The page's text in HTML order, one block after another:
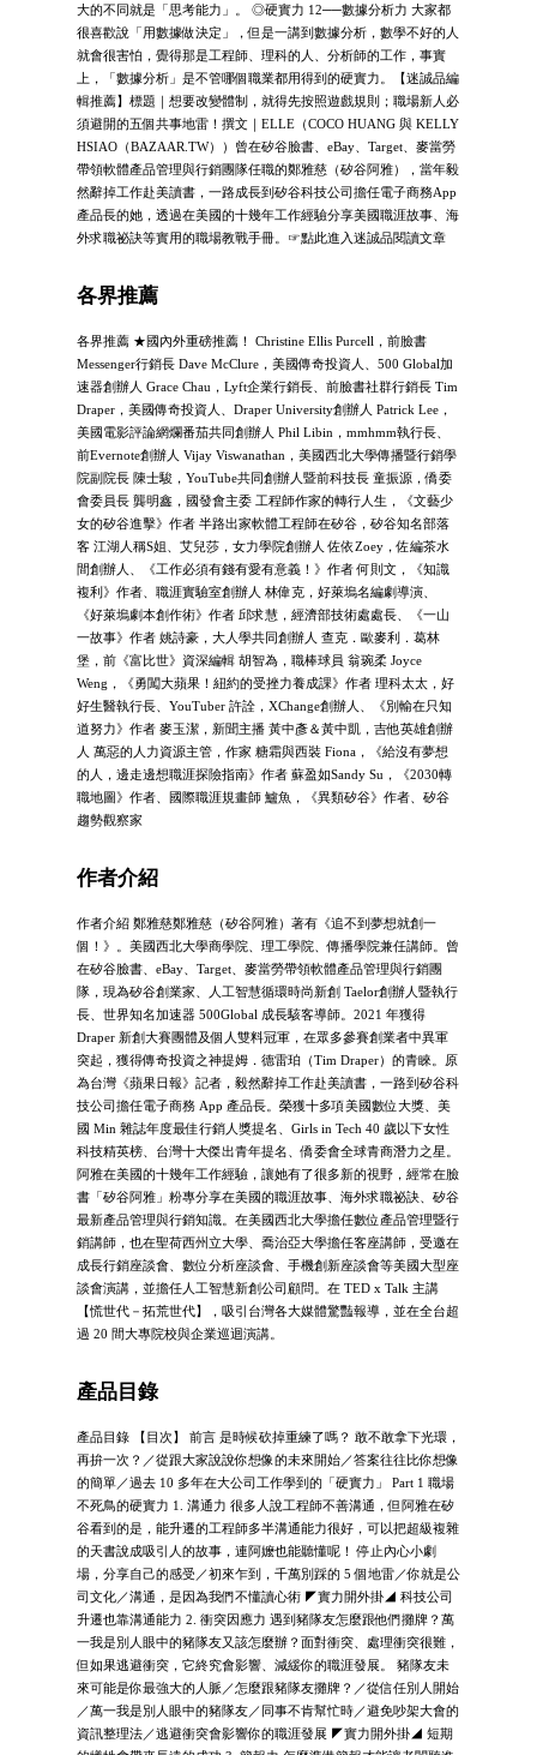
大的不同就是「思考能力」。 ◎硬實力 12──數據分析力 大家都
很喜歡說「用數據做決定」，但是一講到數據分析，數學不好的人
就會很害怕，覺得那是工程師、理科的人、分析師的工作，事實
上，「數據分析」是不管哪個職業都用得到的硬實力。【迷誠品編
輯推薦】標題｜想要改變體制，就得先按照遊戲規則；職場新人必
須避開的五個共事地雷！撰文｜ELLE（COCO HUANG 與 KELLY
HSIAO（BAZAAR.TW））曾在矽谷臉書、eBay、Target、麥當勞
帶領軟體產品管理與行銷團隊任職的鄭雅慈（矽谷阿雅），當年毅
然辭掉工作赴美讀書，一路成長到矽谷科技公司擔任電子商務App
產品長的她，透過在美國的十幾年工作經驗分享美國職涯故事、海
外求職祕訣等實用的職場教戰手冊。☞點此進入迷誠品閱讀文章
各界推薦
各界推薦 ★國內外重磅推薦！ Christine Ellis Purcell，前臉書
Messenger行銷長 Dave McClure，美國傳奇投資人、500 Global加
速器創辦人 Grace Chau，Lyft企業行銷長、前臉書社群行銷長 Tim
Draper，美國傳奇投資人、Draper University創辦人 Patrick Lee，
美國電影評論網爛番茄共同創辦人 Phil Libin，mmhmm執行長、
前Evernote創辦人 Vijay Viswanathan，美國西北大學傳播暨行銷學
院副院長 陳士駿，YouTube共同創辦人暨前科技長 童振源，僑委
會委員長 龔明鑫，國發會主委 工程師作家的轉行人生，《文藝少
女的矽谷進擊》作者 半路出家軟體工程師在矽谷，矽谷知名部落
客 江湖人稱S姐、艾兒莎，女力學院創辦人 佐依Zoey，佐編茶水
間創辦人、《工作必須有錢有愛有意義！》作者 何則文，《知識
複利》作者、職涯實驗室創辦人 林偉克，好萊塢名編劇導演、
《好萊塢劇本創作術》作者 邱求慧，經濟部技術處處長、《一山
一故事》作者 姚詩豪，大人學共同創辦人 查克．歐麥利．葛林
堡，前《富比世》資深編輯 胡智為，職棒球員 翁琬柔 Joyce
Weng，《勇闖大蘋果！紐約的受挫力養成課》作者 理科太太，好
好生醫執行長、YouTuber 許詮，XChange創辦人、《別輸在只知
道努力》作者 麥玉潔，新聞主播 黃中彥＆黃中凱，吉他英雄創辦
人 萬惡的人力資源主管，作家 糖霜與西裝 Fiona，《給沒有夢想
的人，邊走邊想職涯探險指南》作者 蘇盈如Sandy Su，《2030轉
職地圖》作者、國際職涯規畫師 鱸魚，《異類矽谷》作者、矽谷
趨勢觀察家
作者介紹
作者介紹 鄭雅慈鄭雅慈（矽谷阿雅）著有《追不到夢想就創一
個！》。美國西北大學商學院、理工學院、傳播學院兼任講師。曾
在矽谷臉書、eBay、Target、麥當勞帶領軟體產品管理與行銷團
隊，現為矽谷創業家、人工智慧循環時尚新創 Taelor創辦人暨執行
長、世界知名加速器 500Global 成長駭客導師。2021 年獲得
Draper 新創大賽團體及個人雙料冠軍，在眾多參賽創業者中異軍
突起，獲得傳奇投資之神提姆．德雷珀（Tim Draper）的青睞。原
為台灣《蘋果日報》記者，毅然辭掉工作赴美讀書，一路到矽谷科
技公司擔任電子商務 App 產品長。榮獲十多項美國數位大獎、美
國 Min 雜誌年度最佳行銷人獎提名、Girls in Tech 40 歲以下女性
科技精英榜、台灣十大傑出青年提名、僑委會全球青商潛力之星。
阿雅在美國的十幾年工作經驗，讓她有了很多新的視野，經常在臉
書「矽谷阿雅」粉專分享在美國的職涯故事、海外求職祕訣、矽谷
最新產品管理與行銷知識。在美國西北大學擔任數位產品管理暨行
銷講師，也在聖荷西州立大學、喬治亞大學擔任客座講師，受邀在
成長行銷座談會、數位分析座談會、手機創新座談會等美國大型座
談會演講，並擔任人工智慧新創公司顧問。在 TED x Talk 主講
【慌世代－拓荒世代】，吸引台灣各大媒體驚豔報導，並在全台超
過 20 間大專院校與企業巡迴演講。
產品目錄
產品目錄 【目次】 前言 是時候砍掉重練了嗎？ 敢不敢拿下光環，
再拚一次？／從跟大家說說你想像的未來開始／答案往往比你想像
的簡單／過去 10 多年在大公司工作學到的「硬實力」 Part 1 職場
不死鳥的硬實力 1. 溝通力 很多人說工程師不善溝通，但阿雅在矽
谷看到的是，能升遷的工程師多半溝通能力很好，可以把超級複雜
的天書說成吸引人的故事，連阿嬤也能聽懂呢！ 停止內心小劇
場，分享自己的感受／初來乍到，千萬別踩的 5 個地雷／你就是公
司文化／溝通，是因為我們不懂讀心術 ◤實力開外掛◢ 科技公司
升遷也靠溝通能力 2. 衝突因應力 遇到豬隊友怎麼跟他們攤牌？萬
一我是別人眼中的豬隊友又該怎麼辦？面對衝突、處理衝突很難，
但如果逃避衝突，它終究會影響、減緩你的職涯發展。 豬隊友未
來可能是你最強大的人脈／怎麼跟豬隊友攤牌？／從信任別人開始
／萬一我是別人眼中的豬隊友／同事不肯幫忙時／避免吵架大會的
資訊整理法／逃避衝突會影響你的職涯發展 ◤實力開外掛◢ 短期